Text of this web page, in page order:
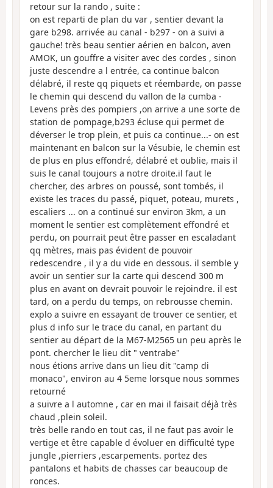
retour sur la rando , suite :
on est reparti de plan du var , sentier devant la
gare b298. arrivée au canal - b297 - on a suivi a
gauche! très beau sentier aérien en balcon, aven
AMOK, un gouffre a visiter avec des cordes , sinon
juste descendre a l entrée, ca continue balcon
délabré, il reste qq piquets et réembarde, on passe
le chemin qui descend du vallon de la cumba -
Levens près des pompiers ,on arrive a une sorte de
station de pompage,b293 écluse qui permet de
déverser le trop plein, et puis ca continue...- on est
maintenant en balcon sur la Vésubie, le chemin est
de plus en plus effondré, délabré et oublie, mais il
suis le canal toujours a notre droite.il faut le
chercher, des arbres on poussé, sont tombés, il
existe les traces du passé, piquet, poteau, murets ,
escaliers ... on a continué sur environ 3km, a un
moment le sentier est complètement effondré et
perdu, on pourrait peut être passer en escaladant
qq mètres, mais pas évident de pouvoir
redescendre , il y a du vide en dessous. il semble y
avoir un sentier sur la carte qui descend 300 m
plus en avant on devrait pouvoir le rejoindre. il est
tard, on a perdu du temps, on rebrousse chemin.
explo a suivre en essayant de trouver ce sentier, et
plus d info sur le trace du canal, en partant du
sentier au départ de la M67-M2565 un peu après le
pont. chercher le lieu dit " ventrabe"
nous étions arrive dans un lieu dit "camp di
monaco", environ au 4 5eme lorsque nous sommes
retourné
a suivre a l automne , car en mai il faisait déjà très
chaud ,plein soleil.
très belle rando en tout cas, il ne faut pas avoir le
vertige et être capable d évoluer en difficulté type
jungle ,pierriers ,escarpements. portez des
pantalons et habits de chasses car beaucoup de
ronces.